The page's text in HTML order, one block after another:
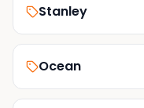
Stanley
Ocean